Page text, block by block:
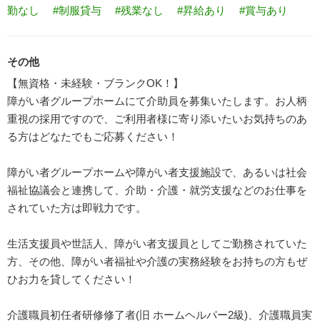
勤なし
#制服貸与 #残業なし #昇給あり #賞与あり
その他
【無資格・未経験・ブランクOK！】
障がい者グループホームにて介助員を募集いたします。お人柄
重視の採用ですので、ご利用者様に寄り添いたいお気持ちのあ
る方はどなたでもご応募ください！
障がい者グループホームや障がい者支援施設で、あるいは社会
福祉協議会と連携して、介助・介護・就労支援などのお仕事を
されていた方は即戦力です。
生活支援員や世話人、障がい者支援員としてご勤務されていた
方、その他、障がい者福祉や介護の実務経験をお持ちの方もぜ
ひお力を貸してください！
介護職員初任者研修修了者(旧 ホームヘルパー2級)、介護職員実